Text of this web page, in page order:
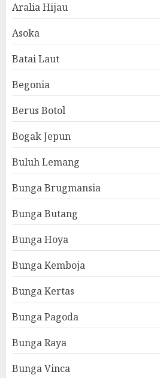
Aralia Hijau
Asoka
Batai Laut
Begonia
Berus Botol
Bogak Jepun
Buluh Lemang
Bunga Brugmansia
Bunga Butang
Bunga Hoya
Bunga Kemboja
Bunga Kertas
Bunga Pagoda
Bunga Raya
Bunga Vinca